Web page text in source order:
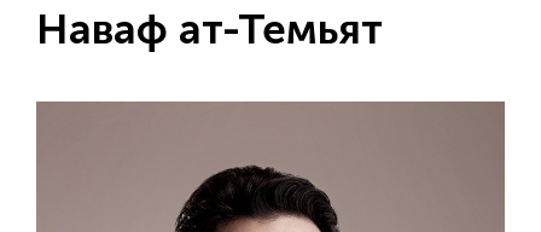
Наваф ат-Темьят